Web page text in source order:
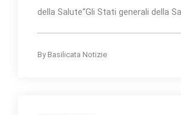
della Salute“Gli Stati generali della
By Basilicata Notizie